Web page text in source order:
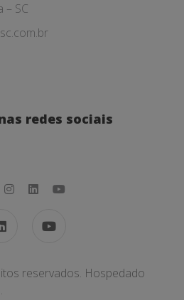
– SC
redes sociais
reservados. Hospedado